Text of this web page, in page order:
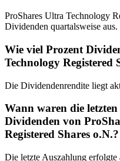
ProShares Ultra Technology
Dividenden quartalsweise aus.
Wie viel Prozent
Technology Registered
Die Dividendenrendite liegt
Wann waren die
Dividenden von
Registered Shares o.N.?
Die letzte Auszahlung